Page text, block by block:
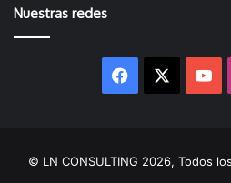
Nuestras redes
Facebook
© LN CONSULTING 2026, Todos